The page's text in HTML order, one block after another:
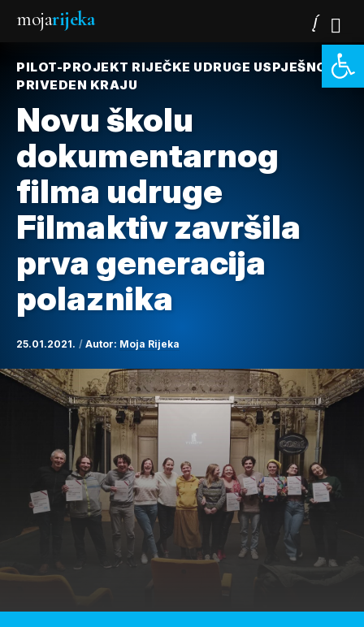
mojarijeka
PILOT-PROJEKT RIJEČKE UDRUGE USPJEŠNO
PRIVEDEN KRAJU
Novu školu
dokumentarnog
filma udruge
Filmaktiv završila
prva generacija
polaznika
25.01.2021. Autor: Moja Rijeka